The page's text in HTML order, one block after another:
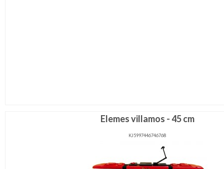
Elemes villamos - 45 cm
KJ5997446746768